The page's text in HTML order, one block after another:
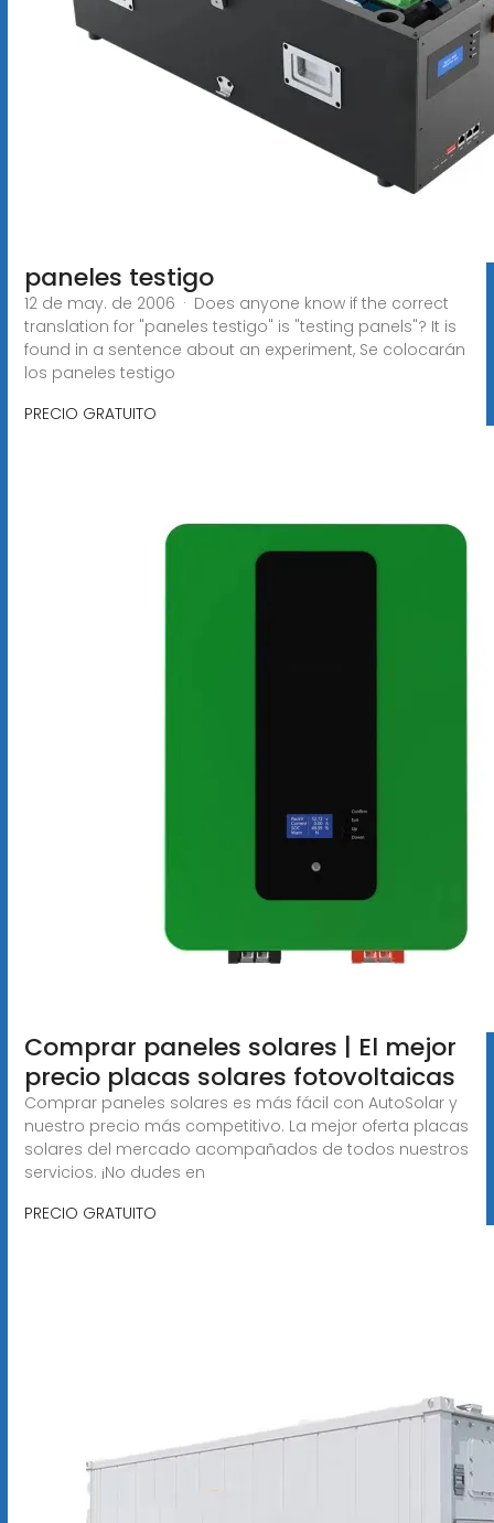
paneles testigo
12 de may. de 2006 · Does anyone know if the correct
translation for "paneles testigo" is "testing panels"? It is
found in a sentence about an experiment, Se colocarán
los paneles testigo
PRECIO GRATUITO
Comprar paneles solares | El mejor
precio placas solares fotovoltaicas
Comprar paneles solares es más fácil con AutoSolar y
nuestro precio más competitivo. La mejor oferta placas
solares del mercado acompañados de todos nuestros
servicios. ¡No dudes en
PRECIO GRATUITO